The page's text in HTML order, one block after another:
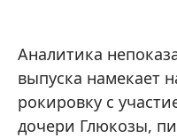
Аналитика
выпуска намекает
рокировку с
дочери Глюкозы,